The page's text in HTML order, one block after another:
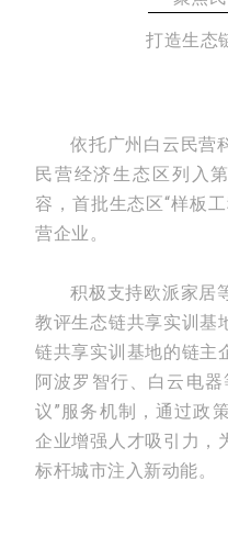
打造生态
依托广州白云民营
民营经济生态区列入
容，首批生态区“样板
营企业。
积极支持欧派家居
教评生态链共享实训基
链共享实训基地的链主
阿波罗智行、白云电
议”服务机制，通过政
企业增强人才吸引力，
标杆城市注入新动能。